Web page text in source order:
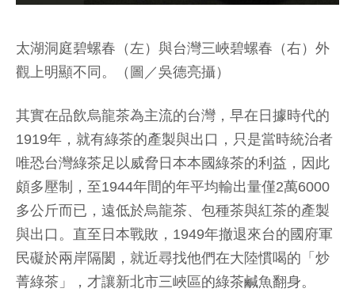
太湖洞庭碧螺春（左）與台灣三峽碧螺春（右）外
觀上明顯不同。（圖／吳德亮攝）
其實在品飲烏龍茶為主流的台灣，早在日據時代的
1919年，就有綠茶的產製與出口，只是當時統治者
唯恐台灣綠茶足以威脅日本本國綠茶的利益，因此
頗多壓制，至1944年間的年平均輸出量僅2萬6000
多公斤而已，遠低於烏龍茶、包種茶與紅茶的產製
與出口。直至日本戰敗，1949年撤退來台的國府軍
民礙於兩岸隔閡，就近尋找他們在大陸慣喝的「炒
菁綠茶」，才讓新北市三峽區的綠茶鹹魚翻身。